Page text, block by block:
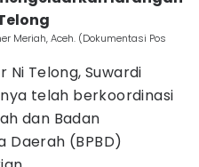
Meriah, Aceh. (Dokumentasi Pos
Ni Telong, Suwardi
telah berkoordinasi
dan Badan
Daerah (BPBD)